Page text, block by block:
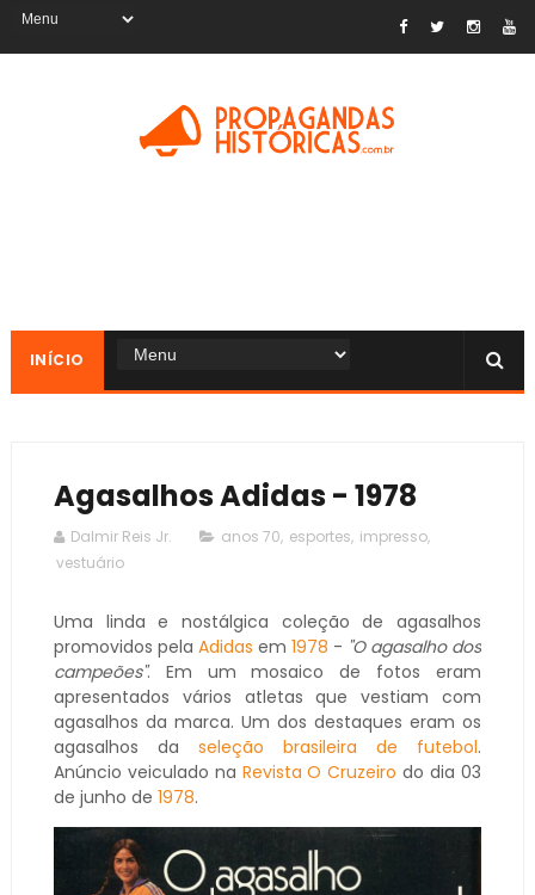
INÍCIO
Agasalhos Adidas - 1978
Dalmir Reis Jr. anos 70, esportes, impresso,
vestuário
Uma linda e nostálgica coleção de agasalhos
promovidos pela Adidas em1978 - "O agasalho dos
campeões". Em um mosaico de fotos eram
apresentados vários atletas que vestiam com
agasalhos da marca. Um dos destaques eram os
agasalhos da seleção brasileira de futebol.
Anúncio veiculado na Revista O Cruzeiro do dia 03
de junho de 1978.